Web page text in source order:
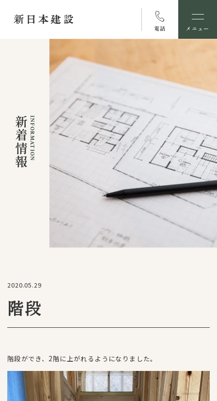
電話 メニュー
新着情報
2020.05.29
階段
階段ができ、2階に上がれるようになりました。